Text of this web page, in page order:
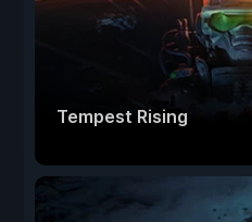
Tempest Rising